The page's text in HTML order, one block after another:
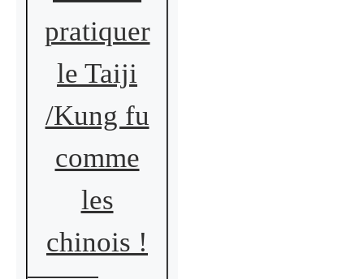
pratiquer
le Taiji
/Kung fu
comme
les
chinois !